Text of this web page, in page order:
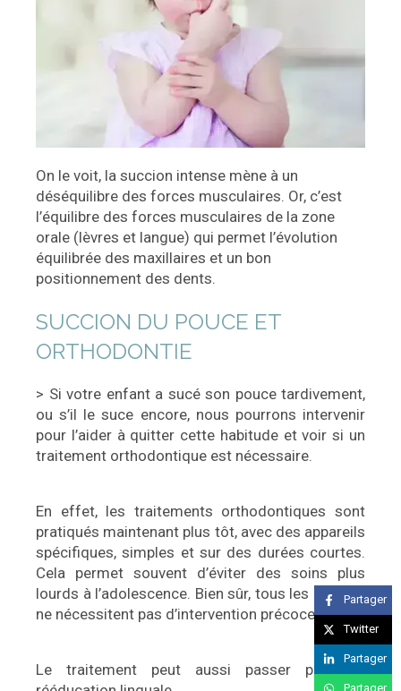
On le voit, la succion intense mène à un
déséquilibre des forces musculaires. Or, c’est
l’équilibre des forces musculaires de la zone
orale (lèvres et langue) qui permet l’évolution
équilibrée des maxillaires et un bon
positionnement des dents.
SUCCION DU POUCE ET
ORTHODONTIE
> Si votre enfant a sucé son pouce tardivement,
ou s’il le suce encore, nous pourrons intervenir
pour l’aider à quitter cette habitude et voir si un
traitement orthodontique est nécessaire.
En effet, les traitements orthodontiques sont
pratiqués maintenant plus tôt, avec des appareils
spécifiques, simples et sur des durées courtes.
Cela permet souvent d’éviter des soins plus
lourds à l’adolescence. Bien sûr, tous les enfants
ne nécessitent pas d’intervention précoce.
Le traitement peut aussi passer par une
Partager
Twitter
Partager
Partager